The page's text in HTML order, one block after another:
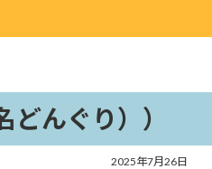
んぐり））
2025年7月26日